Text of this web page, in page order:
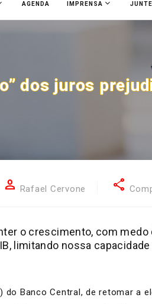
AGENDA IMPRENSA
dos juros
person Rafael Cervone share
o crescimento, com
limitando nossa
Banco Central, de retomar a